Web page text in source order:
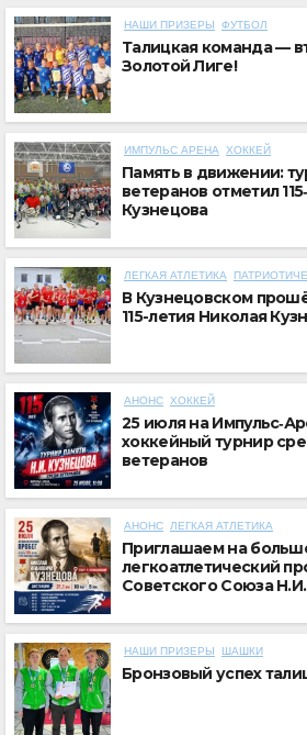
НАШИ ПРИЗЕРЫ ФУТБОЛ
Талицкая команда —
Золотой Лиге!
ИМПУЛЬС АРЕНА ХОККЕЙ
Память в движении:
ветеранов отметил
Кузнецова
ЛЕГКАЯ АТЛЕТИКА
В Кузнецовском
115-летия Николая
АНОНС ХОККЕЙ
25 июля на
хоккейный турнир
ветеранов
АНОНС ЛЕГКАЯ АТЛЕТИКА
Приглашаем на
легкоатлетический
Советского Союза
НАШИ ПРИЗЕРЫ ШАШКИ
Бронзовый успех